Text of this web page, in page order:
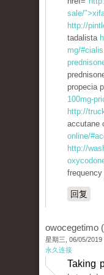
sale/
http://
tadalista
mg/
propecia
100mg-
http://
accutane
online/
http://
回复
owocegetimo
星期三, 06/05/2019
永久连接
Taking